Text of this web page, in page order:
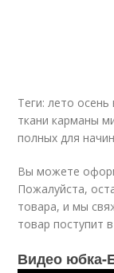
Теги: лето
ткани карманы
полных для
Вы можете
Пожалуйста,
товара, и мы
товар поступит
Видео юбка-